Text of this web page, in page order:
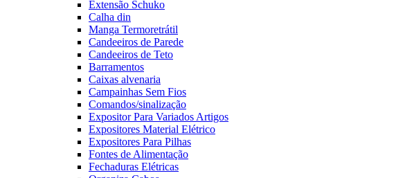
Extensão Schuko
Calha din
Manga Termoretrátil
Candeeiros de Parede
Candeeiros de Teto
Barramentos
Caixas alvenaria
Campainhas Sem Fios
Comandos/sinalização
Expositor Para Variados Artigos
Expositores Material Elétrico
Expositores Para Pilhas
Fontes de Alimentação
Fechaduras Elétricas